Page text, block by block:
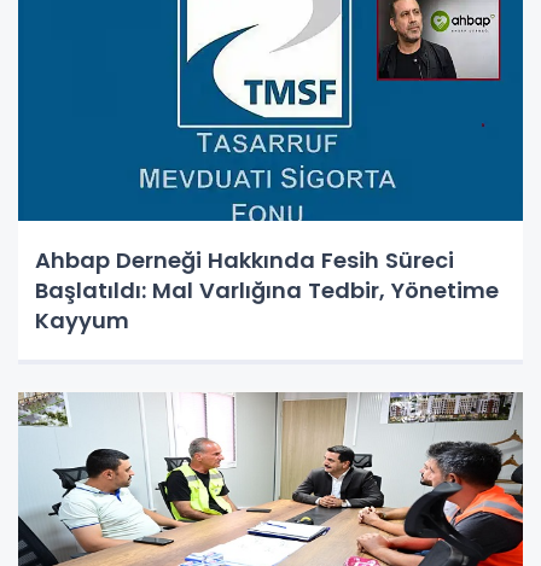
Ahbap Derneği Hakkında Fesih Süreci
Başlatıldı: Mal Varlığına Tedbir, Yönetime
Kayyum